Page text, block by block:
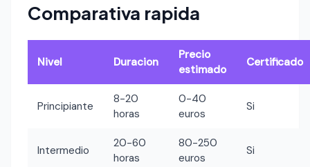
Comparativa rapida
Nivel Duracion
Precio
estimado
Certificado
Principiante
8-20
horas
0-40
euros
Si
Intermedio
20-60
horas
80-250
euros
Si